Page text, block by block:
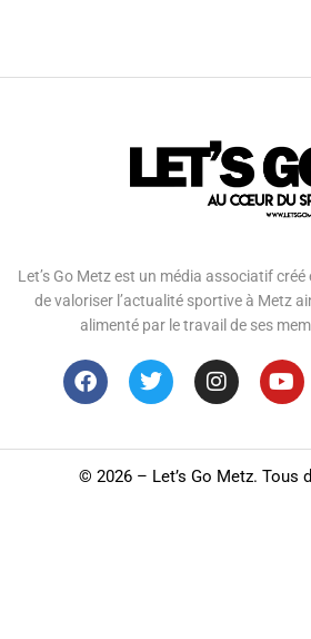
Let’s Go Metz est un média associatif
de valoriser l’actualité sportive à Metz
alimenté par le travail de ses
© 2026 – Let’s Go Metz. Tous